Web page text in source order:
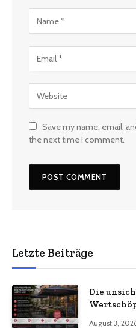
Save my name, email,
the next time I comment.
Letzte Beiträge
Die
August 3,